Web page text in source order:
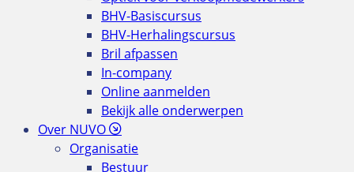
BHV-Basiscursus
BHV-Herhalingscursus
Bril afpassen
In-company
Online aanmelden
Bekijk alle onderwerpen
Over NUVO
Organisatie
Bestuur